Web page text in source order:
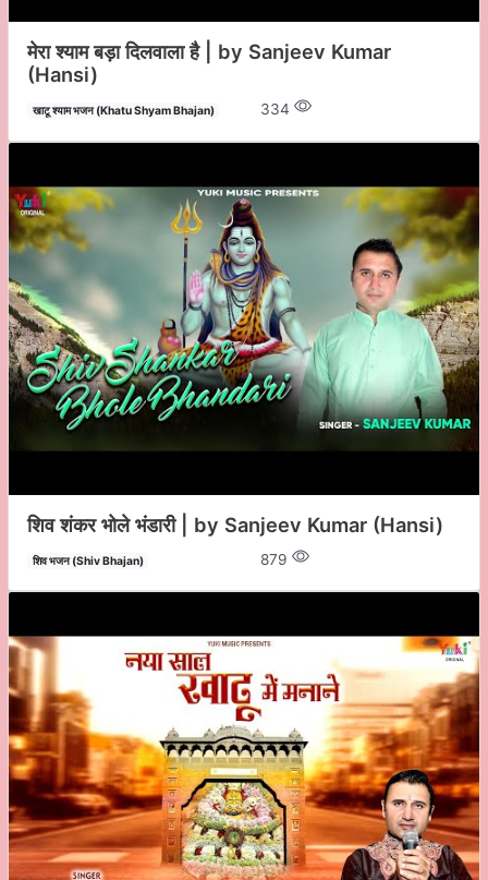
मेरा श्याम बड़ा दिलवाला है | by Sanjeev Kumar
(Hansi)
खाटू श्याम भजन (Khatu Shyam Bhajan) 334
शिव शंकर भोले भंडारी | by Sanjeev Kumar (Hansi)
शिव भजन (Shiv Bhajan) 879